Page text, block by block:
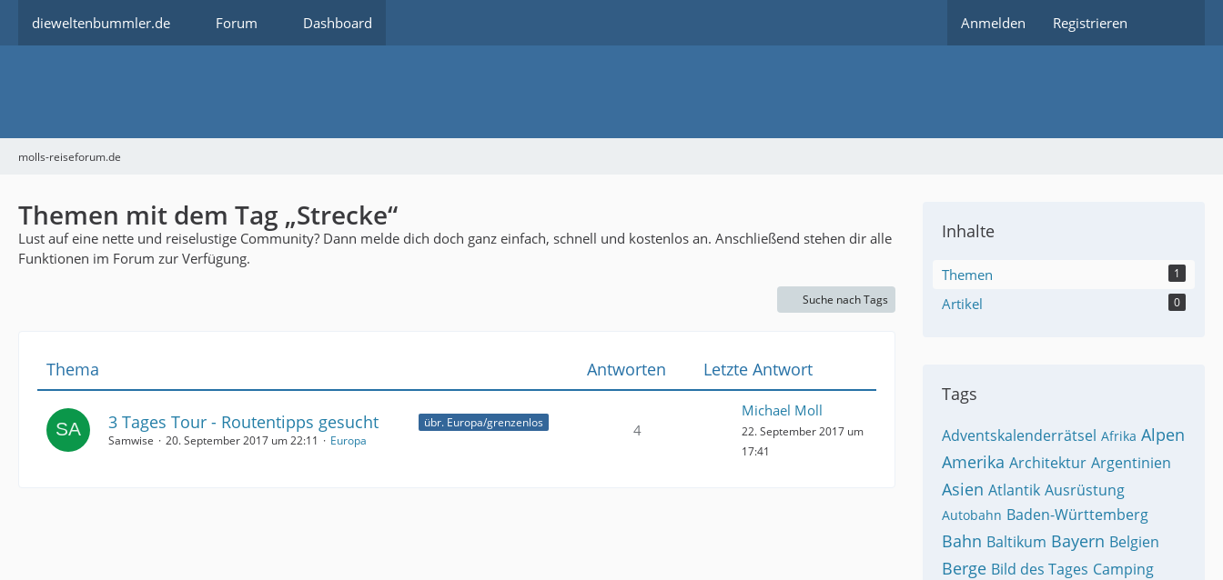
dieweltenbummler.de Forum Dashboard Anmelden Registrieren
molls-reiseforum.de
Themen mit dem Tag „Strecke“
Lust auf eine nette und reiselustige Community? Dann melde dich doch ganz einfach, schnell und kostenlos an. Anschließend stehen dir alle
Funktionen im Forum zur Verfügung.
Suche nach Tags
Thema Antworten Letzte Antwort
übr. Europa/grenzenlos
3 Tages Tour - Routentipps gesucht
Samwise 20. September 2017 um 22:11 Europa
4
Michael Moll
22. September 2017 um
17:41
Inhalte
Themen 1
Artikel 0
Tags
Adventskalenderrätsel Afrika Alpen
Amerika Architektur Argentinien
Asien Atlantik Ausrüstung
Autobahn Baden-Württemberg
Bahn Baltikum Bayern Belgien
Berge Bild des Tages Camping